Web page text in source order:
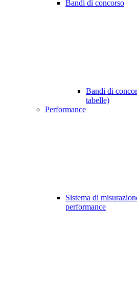
Bandi di concorso
Bandi di
tabelle)
Performance
Sistema di
performance